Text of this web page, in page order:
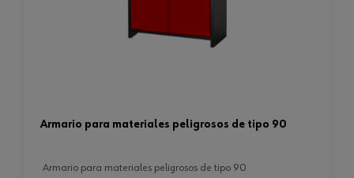
armario para materiales peligrosos de tipo 90
armario para materiales peligrosos de tipo 90